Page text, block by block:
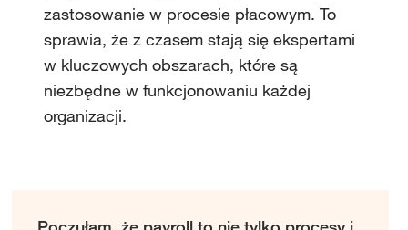
zastosowanie w procesie płacowym. To
sprawia, że z czasem stają się ekspertami
w kluczowych obszarach, które są
niezbędne w funkcjonowaniu każdej
organizacji.